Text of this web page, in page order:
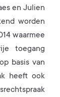
en Julien
worden
waarmee
toegang
basis van
heeft ook